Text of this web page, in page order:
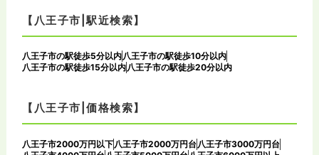
【八王子市|駅近検索】
八王子市の駅徒歩5分以内八王子市の駅徒歩10分以内
八王子市の駅徒歩15分以内八王子市の駅徒歩20分以内
【八王子市|価格検索】
八王子市2000万円以下 八王子市2000万円台 八王子市3000万円台